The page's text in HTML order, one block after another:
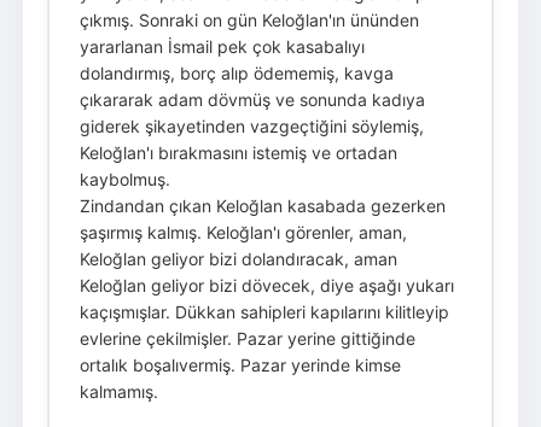
çıkmış. Sonraki on gün Keloğlan'ın ününden
yararlanan İsmail pek çok kasabalıyı
dolandırmış, borç alıp ödememiş, kavga
çıkararak adam dövmüş ve sonunda kadıya
giderek şikayetinden vazgeçtiğini söylemiş,
Keloğlan'ı bırakmasını istemiş ve ortadan
kaybolmuş.
Zindandan çıkan Keloğlan kasabada gezerken
şaşırmış kalmış. Keloğlan'ı görenler, aman,
Keloğlan geliyor bizi dolandıracak, aman
Keloğlan geliyor bizi dövecek, diye aşağı yukarı
kaçışmışlar. Dükkan sahipleri kapılarını kilitleyip
evlerine çekilmişler. Pazar yerine gittiğinde
ortalık boşalıvermiş. Pazar yerinde kimse
kalmamış.